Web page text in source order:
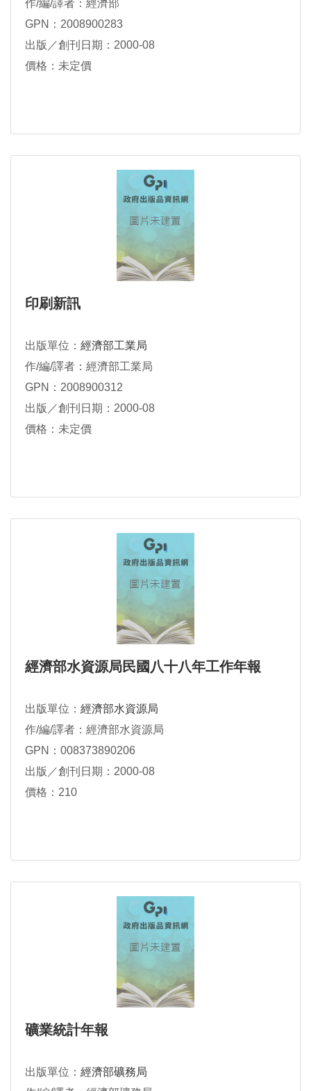
作/編/譯者：經濟部
GPN：2008900283
出版／創刊日期：2000-08
價格：未定價
印刷新訊
出版單位： 經濟部工業局
作/編/譯者：經濟部工業局
GPN：2008900312
出版／創刊日期：2000-08
價格：未定價
經濟部水資源局民國八十八年工作年報
出版單位： 經濟部水資源局
作/編/譯者：經濟部水資源局
GPN：008373890206
出版／創刊日期：2000-08
價格：210
礦業統計年報
出版單位： 經濟部礦務局